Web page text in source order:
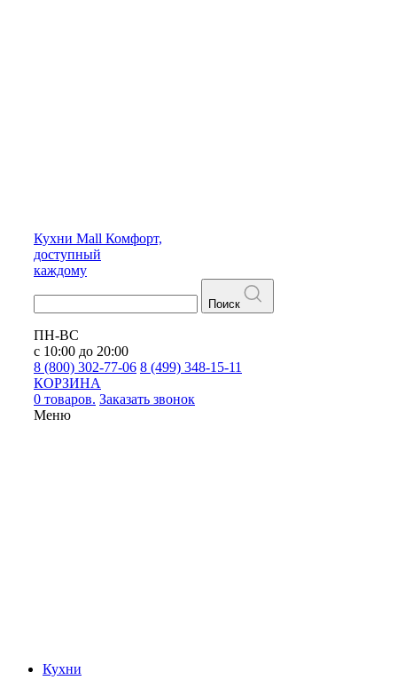
Кухни Mall Комфорт,
доступный
каждому
Поиск
ПН-ВС
с 10:00 до 20:00
8 (800) 302-77-06 8 (499) 348-15-11
КОРЗИНА
0 товаров. Заказать звонок
Меню
Кухни